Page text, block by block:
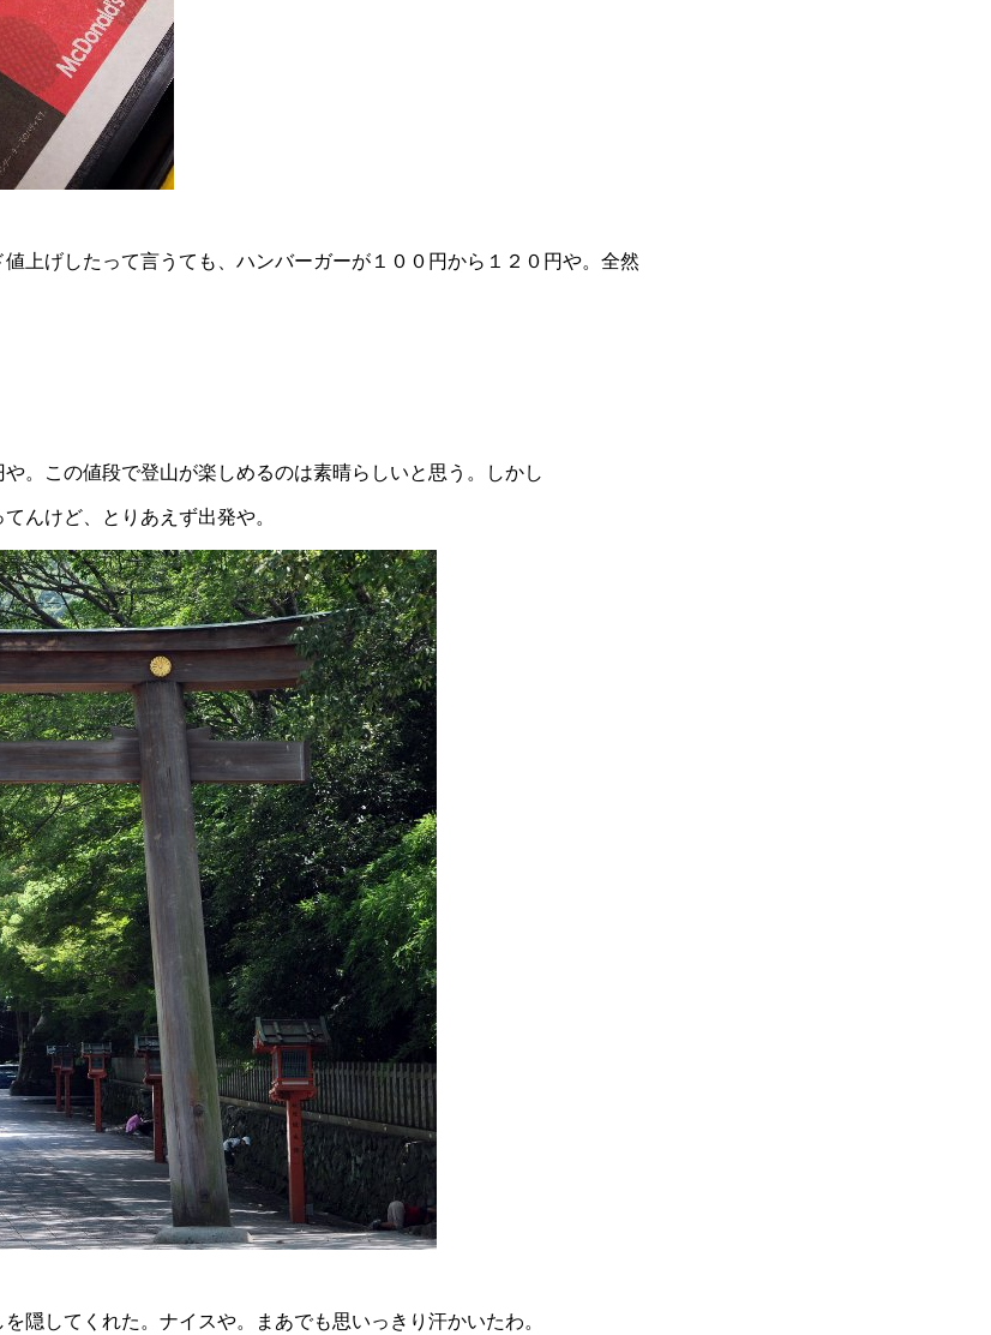
上げしたって言うても、ハンバーガーが１００円から１２０円や。全然
。この値段で登山が楽しめるのは素晴らしいと思う。しかし
んけど、とりあえず出発や。
してくれた。ナイスや。まあでも思いっきり汗かいたわ。